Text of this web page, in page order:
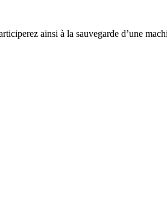
ainsi à la sauvegarde d’une